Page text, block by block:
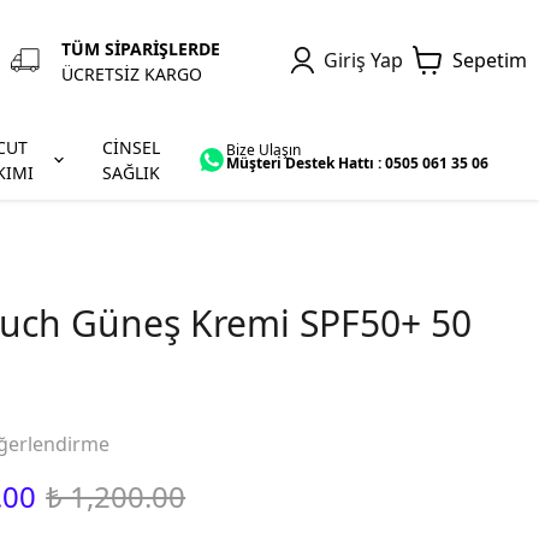
TÜM SİPARİŞLERDE
ÜCRETSİZ KARGO
Giriş Yap Sepetim
CİNSEL
SAĞLIK
Bize Ulaşın
Müşteri Destek Hattı : 0505 061 35 06
Güneş Kremi SPF50+ 50
₺ 1,200.00